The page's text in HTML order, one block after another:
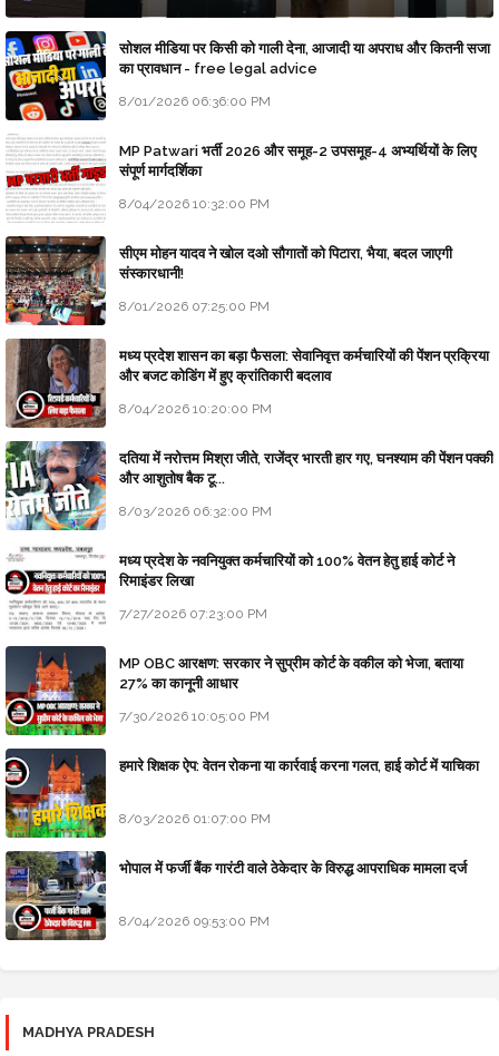
सोशल मीडिया पर किसी को गाली देना, आजादी या अपराध और कितनी सजा
का प्रावधान - free legal advice
8/01/2026 06:36:00 PM
MP Patwari भर्ती 2026 और समूह-2 उपसमूह-4 अभ्यर्थियों के लिए
संपूर्ण मार्गदर्शिका
8/04/2026 10:32:00 PM
सीएम मोहन यादव ने खोल दओ सौगातों को पिटारा, भैया, बदल जाएगी
संस्कारधानी!
8/01/2026 07:25:00 PM
मध्य प्रदेश शासन का बड़ा फैसला: सेवानिवृत्त कर्मचारियों की पेंशन प्रक्रिया
और बजट कोडिंग में हुए क्रांतिकारी बदलाव
8/04/2026 10:20:00 PM
दतिया में नरोत्तम मिश्रा जीते, राजेंद्र भारती हार गए, घनश्याम की पेंशन पक्की
और आशुतोष बैक टू...
8/03/2026 06:32:00 PM
मध्य प्रदेश के नवनियुक्त कर्मचारियों को 100% वेतन हेतु हाई कोर्ट ने
रिमाइंडर लिखा
7/27/2026 07:23:00 PM
MP OBC आरक्षण: सरकार ने सुप्रीम कोर्ट के वकील को भेजा, बताया
27% का कानूनी आधार
7/30/2026 10:05:00 PM
हमारे शिक्षक ऐप: वेतन रोकना या कार्रवाई करना गलत, हाई कोर्ट में याचिका
8/03/2026 01:07:00 PM
भोपाल में फर्जी बैंक गारंटी वाले ठेकेदार के विरुद्ध आपराधिक मामला दर्ज
8/04/2026 09:53:00 PM
MADHYA PRADESH